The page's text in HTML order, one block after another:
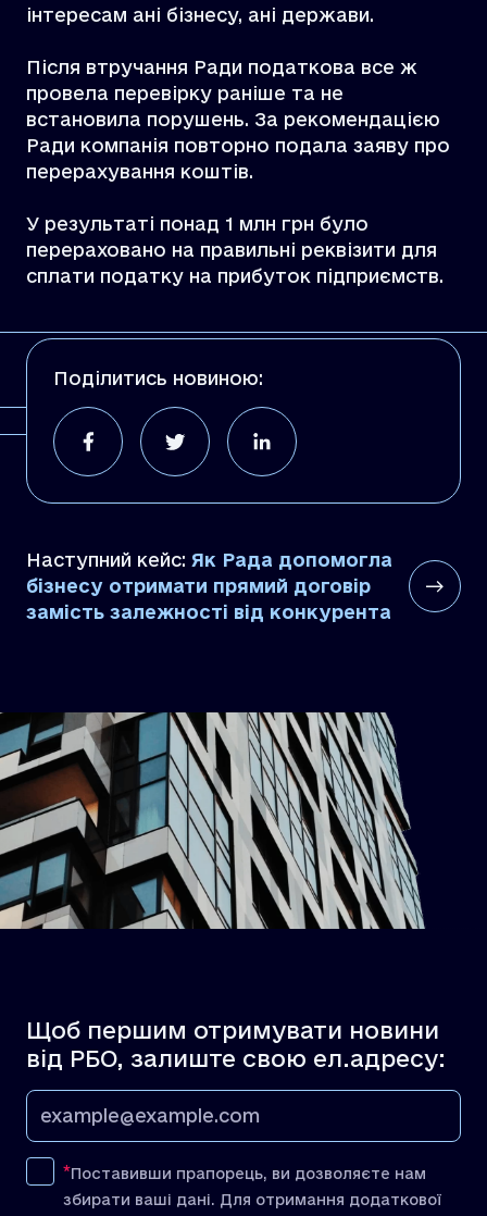
інтересам ані бізнесу, ані держави.
Після втручання Ради податкова все ж
провела перевірку раніше та не
встановила порушень. За рекомендацією
Ради компанія повторно подала заяву про
перерахування коштів.
У результаті понад 1 млн грн було
перераховано на правильні реквізити для
сплати податку на прибуток підприємств.
Поділитись новиною:
Наступний кейс: Як Рада допомогла
бізнесу отримати прямий договір
замість залежності від конкурента
Щоб першим отримувати новини
від РБО, залиште свою ел.адресу:
Поставивши прапорець, ви дозволяєте нам
збирати ваші дані. Для отримання додаткової